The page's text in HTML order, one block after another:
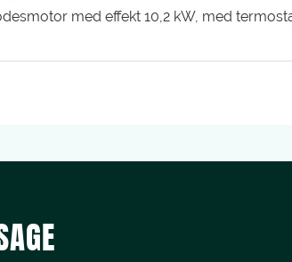
med effekt 10,2 kW, med